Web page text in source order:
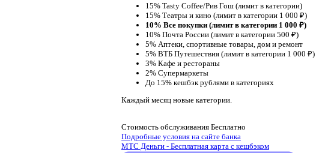
15% Tasty Coffee/Рив Гош (лимит в категории)
15% Театры и кино (лимит в категории 1 000 ₽)
10% Все покупки (лимит в категории 1 000 ₽)
10% Почта России (лимит в категории 500 ₽)
5% Аптеки, спортивные товары, дом и ремонт
5% ВТБ Путешествия (лимит в категории 1 000 ₽)
3% Кафе и рестораны
2% Супермаркеты
До 15% кешбэк рублями в категориях
Каждый месяц новые категории.
Стоимость обслуживания Бесплатно
Подробные условия на сайте банка
МТС Деньги - Бесплатная карта с кешбэком